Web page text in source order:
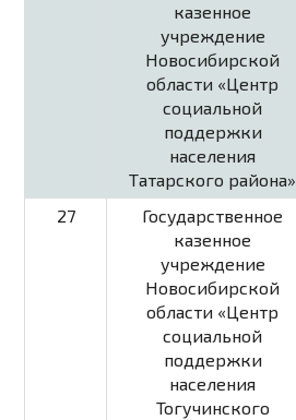
казенное
учреждение
Новосибирской
области «Центр
социальной
поддержки
населения
Татарского района»
27
Государственное
казенное
учреждение
Новосибирской
области «Центр
социальной
поддержки
населения
Тогучинского